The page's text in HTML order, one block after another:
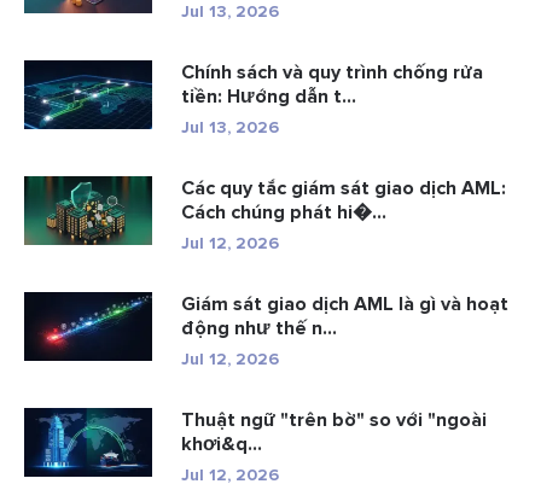
Jul 13, 2026
Chính sách và quy trình chống rửa
tiền: Hướng dẫn t...
Jul 13, 2026
Các quy tắc giám sát giao dịch AML:
Cách chúng phát hi�...
Jul 12, 2026
Giám sát giao dịch AML là gì và hoạt
động như thế n...
Jul 12, 2026
Thuật ngữ "trên bờ" so với "ngoài
khơi&q...
Jul 12, 2026